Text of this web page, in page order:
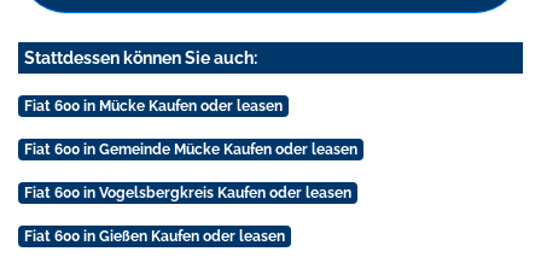
Stattdessen können Sie auch:
Fiat 600 in Mücke Kaufen oder leasen
Fiat 600 in Gemeinde Mücke Kaufen oder leasen
Fiat 600 in Vogelsbergkreis Kaufen oder leasen
Fiat 600 in Gießen Kaufen oder leasen